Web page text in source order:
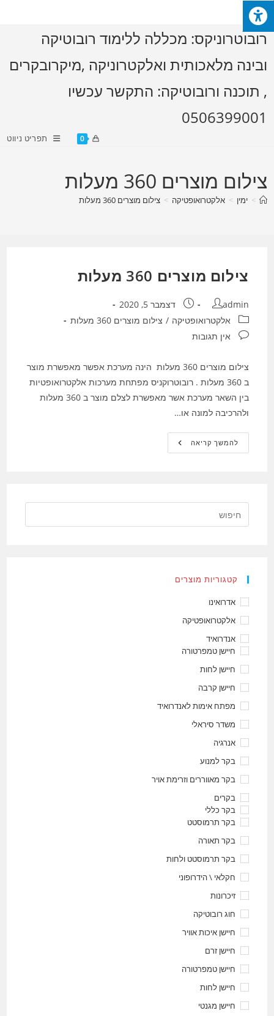
Skip
to
content
רובוטרוניקס: מכללה ללימוד רובוטיקה
ובינה מלאכותית ואלקטרוניקה ,מיקרובקרים
, תוכנה ורובוטיקה: התקשר עכשיו
0506399001
0 תפריט ניווט
צילום מוצרים 360 מעלות
> ימין > אלקטרואופטיקה > צילום מוצרים 360 מעלות
צילום מוצרים 360 מעלות
מחבר:
admin פורסם:דצמבר 5, 2020
קטגוריה:אלקטרואופטיקה / צילום מוצרים 360 מעלות
תגובות:אין תגובות
צילום מוצרים 360 מעלות הינה מערכת אפשר מאפשרת מוצר
ב 360 מעלות . רובוטרוקניס מפתחת מערכות אלקטרואופטיות
בין השאר מערכת אשר מאפשרת לצלם מוצר ב 360 מעלות
ולהרכיבה למונה או…
להמשך קריאהצילום
מוצרים
קטגוריות מוצרים
אדרואינו
אלקטרואופטיקה
אנדרואיד
חיישן טמפרטורה
חיישן לחות
חיישן קרבה
מפתח אימות לאנדרואיד
משדר סיראלי
אנרגיה
בקר למנוע
בקר מאווררים וזרימת אויר
בקרים
בקר כללי
בקר תרמוסטט
בקר תאורה
בקר תרמוסטט ולחות
חקלאי \ הידרופוני
זיכרונות
חוג רובוטיקה
חיישן איכות אוויר
חיישן זרם
חיישן טמפרטורה
חיישן לחות
חיישן מגנטי